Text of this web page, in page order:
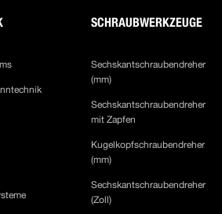
SCHRAUBWERKZEUGE
Sechskantschraubendreher
(mm)
Sechskantschraubendreher
mit Zapfen
Kugelkopfschraubendreher
(mm)
Sechskantschraubendreher
(Zoll)